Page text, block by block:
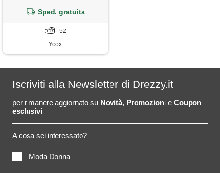
Sped. gratuita
52
Yoox
Iscriviti alla Newsletter di Drezzy.it
per rimanere aggiornato su Novità, Promozioni e Coupon
esclusivi
A cosa sei interessato?
Moda Donna